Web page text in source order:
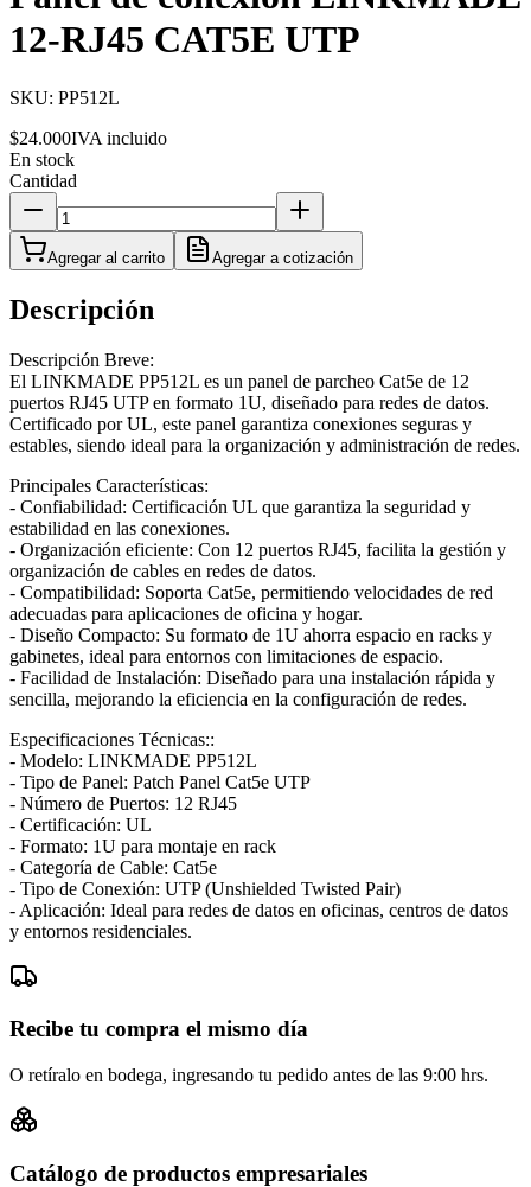
12-RJ45 CAT5E UTP
SKU: PP512L
$24.000IVA incluido
En stock
Cantidad
Agregar al carrito Agregar a cotización
Descripción
Descripción Breve:
El LINKMADE PP512L es un panel de parcheo Cat5e de 12
puertos RJ45 UTP en formato 1U, diseñado para redes de datos.
Certificado por UL, este panel garantiza conexiones seguras y
estables, siendo ideal para la organización y administración de redes.
Principales Características:
- Confiabilidad: Certificación UL que garantiza la seguridad y
estabilidad en las conexiones.
- Organización eficiente: Con 12 puertos RJ45, facilita la gestión y
organización de cables en redes de datos.
- Compatibilidad: Soporta Cat5e, permitiendo velocidades de red
adecuadas para aplicaciones de oficina y hogar.
- Diseño Compacto: Su formato de 1U ahorra espacio en racks y
gabinetes, ideal para entornos con limitaciones de espacio.
- Facilidad de Instalación: Diseñado para una instalación rápida y
sencilla, mejorando la eficiencia en la configuración de redes.
Especificaciones Técnicas::
- Modelo: LINKMADE PP512L
- Tipo de Panel: Patch Panel Cat5e UTP
- Número de Puertos: 12 RJ45
- Certificación: UL
- Formato: 1U para montaje en rack
- Categoría de Cable: Cat5e
- Tipo de Conexión: UTP (Unshielded Twisted Pair)
- Aplicación: Ideal para redes de datos en oficinas, centros de datos
y entornos residenciales.
Recibe tu compra el mismo día
O retíralo en bodega, ingresando tu pedido antes de las 9:00 hrs.
Catálogo de productos empresariales